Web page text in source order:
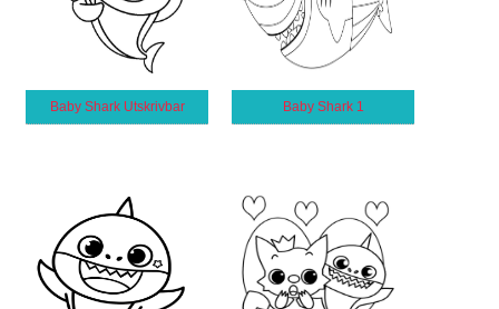
Baby Shark Utskrivbar Baby Shark 1